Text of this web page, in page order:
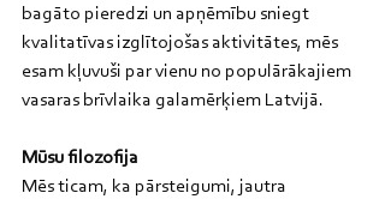
bagāto pieredzi un apņēmību sniegt
kvalitatīvas izglītojošas aktivitātes, mēs
esam kļuvuši par vienu no populārākajiem
vasaras brīvlaika galamērķiem Latvijā.
Mūsu filozofija
Mēs ticam, ka pārsteigumi, jautra